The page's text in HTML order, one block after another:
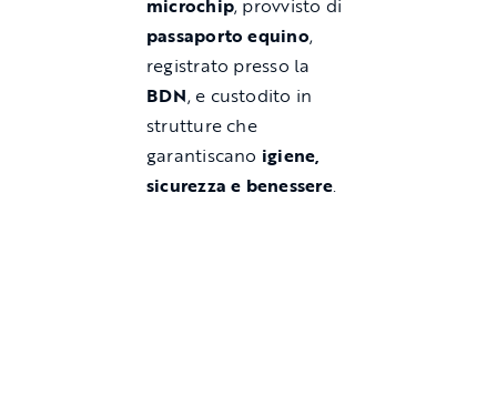
microchip, provvisto di
passaporto equino,
registrato presso la
BDN, e custodito in
strutture che
garantiscano igiene,
sicurezza e benessere.